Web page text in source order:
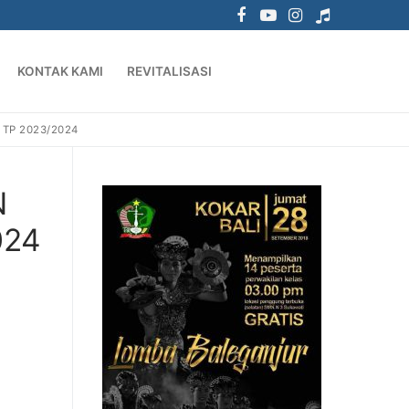
KONTAK KAMI REVITALISASI
TP 2023/2024